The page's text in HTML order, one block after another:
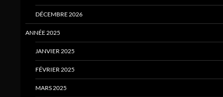
DÉCEMBRE 2026
ANNÉE 2025
JANVIER 2025
FÉVRIER 2025
MARS 2025